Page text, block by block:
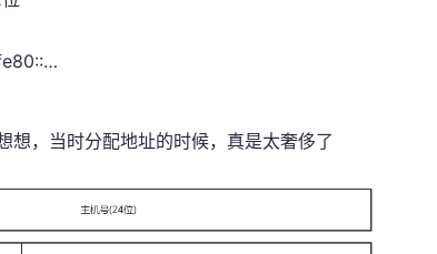
，当时分配地址的时候，真是太奢侈了